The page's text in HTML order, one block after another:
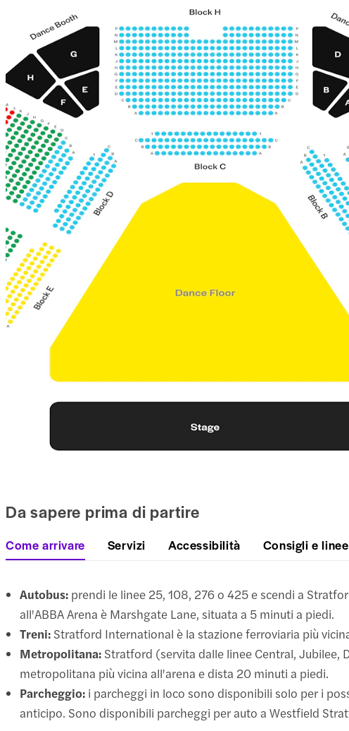
Da sapere prima di partire
Come arrivare Servizi Accessibilità Consigli e
Autobus: prendi le linee 25, 108, 276 o 425 e scendi a
all'ABBA Arena è Marshgate Lane, situata a 5 minuti a piedi.
Treni: Stratford International è la stazione ferroviaria più
Metropolitana: Stratford (servita dalle linee Central, Jubilee,
metropolitana più vicina all'arena e dista 20 minuti a piedi.
Parcheggio: i parcheggi in loco sono disponibili solo per i
anticipo. Sono disponibili parcheggi per auto a Westfield